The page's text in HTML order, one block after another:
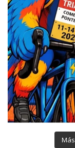
Más